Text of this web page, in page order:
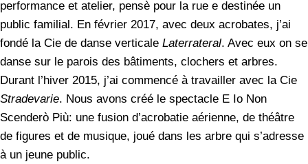
performance et atelier, pensè pour la rue e destinée un
public familial. En février 2017, avec deux acrobates, j’ai
fondé la Cie de danse verticale Laterrateral. Avec eux on se
danse sur le parois des bâtiments, clochers et arbres.
Durant l’hiver 2015, j’ai commencé à travailler avec la Cie
Stradevarie. Nous avons créé le spectacle E Io Non
Scenderò Più: une fusion d’acrobatie aérienne, de théâtre
de figures et de musique, joué dans les arbre qui s’adresse
à un jeune public.